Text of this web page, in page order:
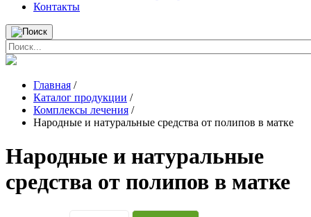
Контакты
Главная /
Каталог продукции /
Комплексы лечения /
Народные и натуральные средства от полипов в матке
Народные и натуральные
средства от полипов в матке